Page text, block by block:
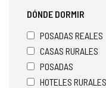
DÓNDE DORMIR
POSADAS REALES
CASAS RURALES
POSADAS
HOTELES RURALES